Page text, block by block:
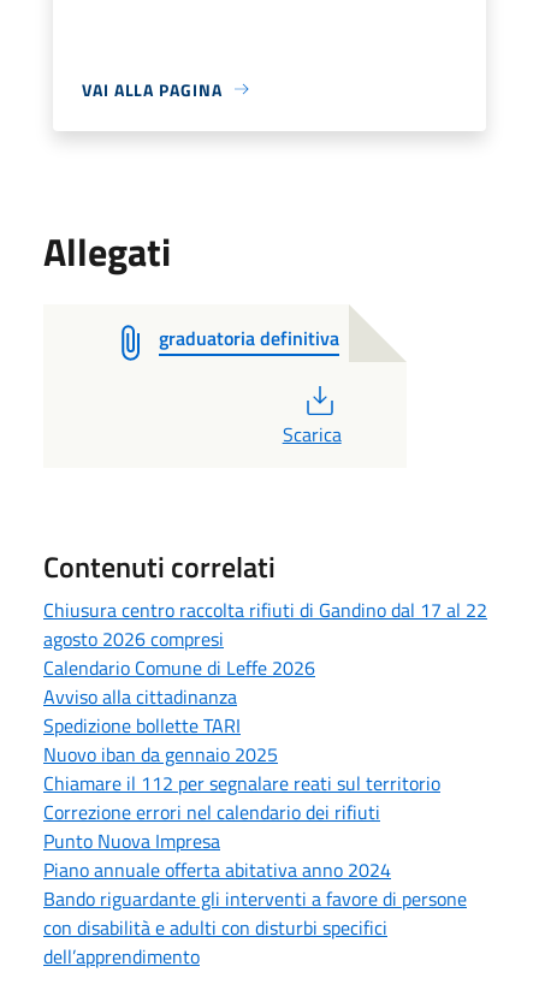
VAI ALLA PAGINA
Allegati
graduatoria definitiva
Scarica
Contenuti correlati
Chiusura centro raccolta rifiuti di Gandino dal 17 al 22
agosto 2026 compresi
Calendario Comune di Leffe 2026
Avviso alla cittadinanza
Spedizione bollette TARI
Nuovo iban da gennaio 2025
Chiamare il 112 per segnalare reati sul territorio
Correzione errori nel calendario dei rifiuti
Punto Nuova Impresa
Piano annuale offerta abitativa anno 2024
Bando riguardante gli interventi a favore di persone
con disabilità e adulti con disturbi specifici
dell’apprendimento